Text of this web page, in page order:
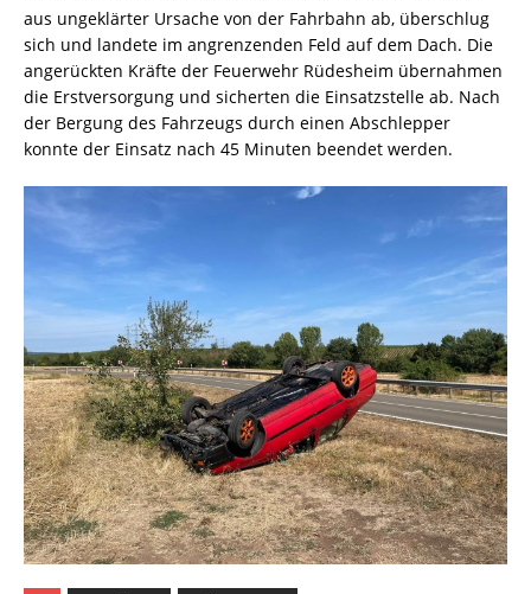
aus ungeklärter Ursache von der Fahrbahn ab, überschlug
sich und landete im angrenzenden Feld auf dem Dach. Die
angerückten Kräfte der Feuerwehr Rüdesheim übernahmen
die Erstversorgung und sicherten die Einsatzstelle ab. Nach
der Bergung des Fahrzeugs durch einen Abschlepper
konnte der Einsatz nach 45 Minuten beendet werden.